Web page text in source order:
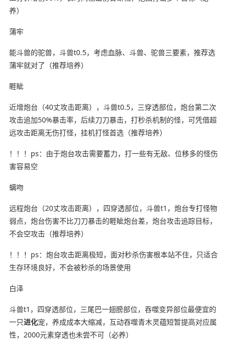
养）
蒲牢
能斗兽的驼兽，斗兽t0.5，考虑血脉、斗兽、驼兽三要素，推荐选
蒲牢就对了（推荐培养）
睚眦
近增炮台（40丈攻击距离），斗兽t0.5，三穿透部位，炮台第二次
攻击追加50%暴击率，后续刀刀暴击，打秒杀机制的怪，可凭借超
远攻击距离无伤打怪，挂机打怪首选（推荐培养）
！！！ps：由于炮台攻击需要蓄力，打一些有无敌、位移多的怪伤
害容易空
螭吻
远程炮台（20丈攻击距离），四穿透部位，斗兽t1，炮台专打怪物
弱点，炮台伤害不比刀刀暴击的睚眦炮台差，炮台攻击追踪目标，
不会空攻击（推荐培养）
！！！ps：炮台攻击距离极短，面对秒杀伤害根本站不住，只适合
生存环境良好，不会被秒杀的场景使用
白泽
斗兽t1，四穿透部位，三尾巴一翅膀部位，吞噬变异部位最便宜的
一只进化宠，养成成本大缩减，互动吞噬青木灵蕴短暂提高对应属
性，2000元素穿透也未尝不可（必养）